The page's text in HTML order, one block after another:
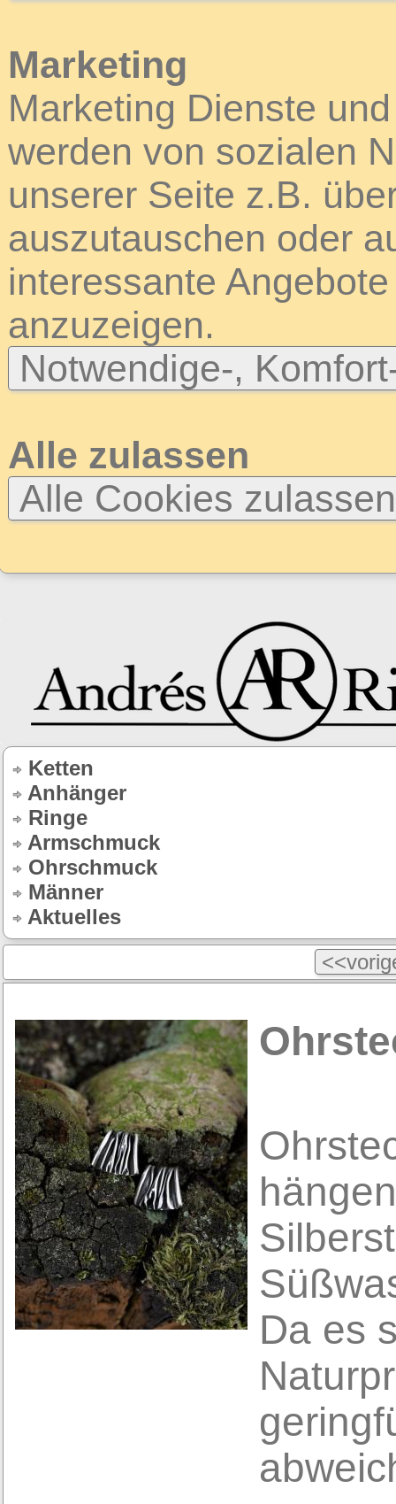
Marketing
Marketing Dienste
werden von sozialen
unserer Seite z.B.
auszutauschen oder
interessante
anzuzeigen.
Notwendige-,
Alle zulassen
Alle Cookies
Ketten
Anhänger
Ringe
Armschmuck
Ohrschmuck
Männer
Aktuelles
Da es